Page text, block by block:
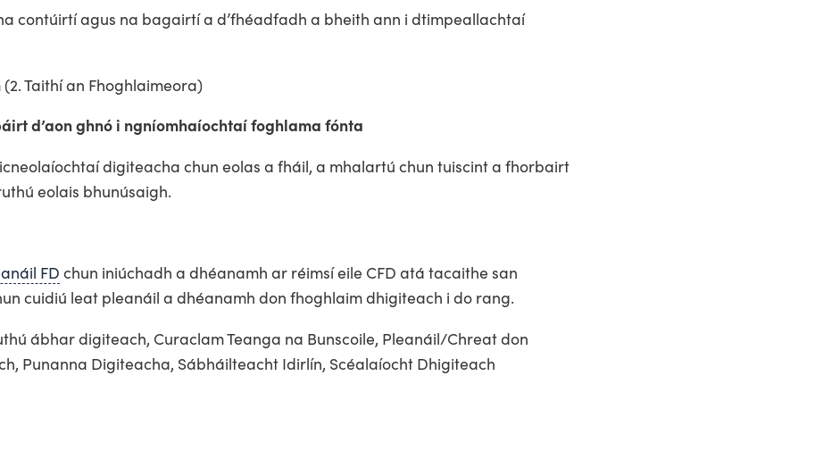
contúirtí agus na bagairtí a d’fhéadfadh a bheith ann i dtimpeallachtaí
Taithí an Fhoghlaimeora)
d’aon ghnó i ngníomhaíochtaí foghlama fónta
digiteacha chun eolas a fháil, a mhalartú chun tuiscint a fhorbairt
eolais bhunúsaigh.
FDchun iniúchadh a dhéanamh ar réimsí eile CFD atá tacaithe san
cuidiú leat pleanáil a dhéanamh don fhoghlaim dhigiteach i do rang.
ábhar digiteach, Curaclam Teanga na Bunscoile, Pleanáil/Chreat don
Punanna Digiteacha, Sábháilteacht Idirlín, Scéalaíocht Dhigiteach